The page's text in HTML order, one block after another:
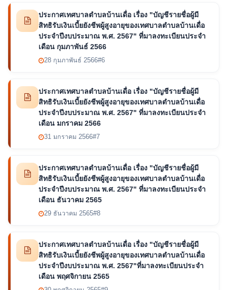
ประกาศเทศบาลตำบลบ้านเดื่อ เรื่อง "บัญชีรายชื่อผู้มี
สิทธิรับเงินเบี้ยยังชีพผู้สูงอายุของเทศบาลตำบลบ้านเดื่อ
ประจำปีงบประมาณ พ.ศ. 2567" ที่มาลงทะเบียนประจำ
เดือน กุมภาพันธ์ 2566
28 กุมภาพันธ์ 2566#6
ประกาศเทศบาลตำบลบ้านเดื่อ เรื่อง "บัญชีรายชื่อผู้มี
สิทธิรับเงินเบี้ยยังชีพผู้สูงอายุของเทศบาลตำบลบ้านเดื่อ
ประจำปีงบประมาณ พ.ศ. 2567" ที่มาลงทะเบียนประจำ
เดือน มกราคม 2566
31 มกราคม 2566#7
ประกาศเทศบาลตำบลบ้านเดื่อ เรื่อง "บัญชีรายชื่อผู้มี
สิทธิรับเงินเบี้ยยังชีพผู้สูงอายุของเทศบาลตำบลบ้านเดื่อ
ประจำปีงบประมาณ พ.ศ. 2567" ที่มาลงทะเบียนประจำ
เดือน ธันวาคม 2565
29 ธันวาคม 2565#8
ประกาศเทศบาลตำบลบ้านเดื่อ เรื่อง "บัญชีรายชื่อผู้มี
สิทธิรับเงินเบี้ยยังชีพผู้สูงอายุของเทศบาลตำบลบ้านเดื่อ
ประจำปีงบประมาณ พ.ศ. 2567"ที่มาลงทะเบียนประจำ
เดือน พฤศจิกายน 2565